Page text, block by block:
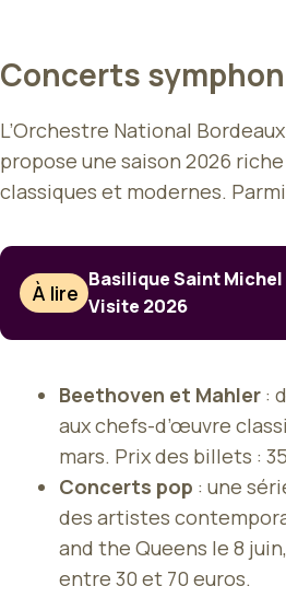
Concerts
L’Orchestre National
propose une saison 2026
classiques et modernes.
À lire
Basilique Saint
Visite 2026
Beethoven et Mahler :
aux chefs-d’œuvre
mars. Prix des billets :
Concerts pop : une
des artistes
and the Queens le 8
entre 30 et 70 euros.